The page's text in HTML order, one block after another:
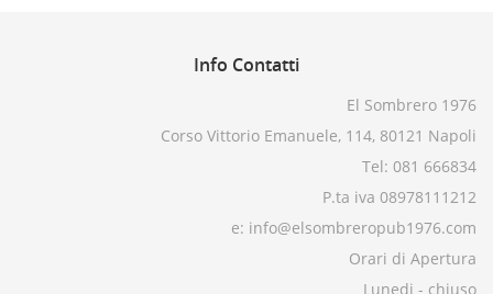
Info Contatti
El Sombrero 1976
Corso Vittorio Emanuele, 114, 80121 Napoli
Tel: 081 666834
P.ta iva 08978111212
e: info@elsombreropub1976.com
Orari di Apertura
Lunedi - chiuso